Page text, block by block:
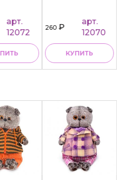
арт.
12072
260₽
арт.
12070
КУПИТЬ